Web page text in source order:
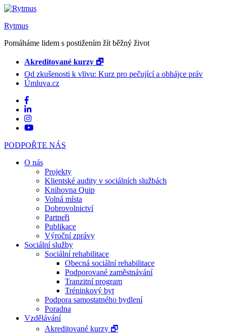
Rytmus
Pomáháme lidem s postižením žít běžný život
Akreditované kurzy 🗗
Od zkušenosti k vlivu: Kurz pro pečující a obhájce práv
Úmluva.cz
PODPOŘTE NÁS
O nás
Projekty
Klientské audity v sociálních službách
Knihovna Quip
Volná místa
Dobrovolnictví
Partneři
Publikace
Výroční zprávy
Sociální služby
Sociální rehabilitace
Obecná sociální rehabilitace
Podporované zaměstnávání
Tranzitní program
Tréninkový byt
Podpora samostatného bydlení
Poradna
Vzdělávání
Akreditované kurzy 🗗